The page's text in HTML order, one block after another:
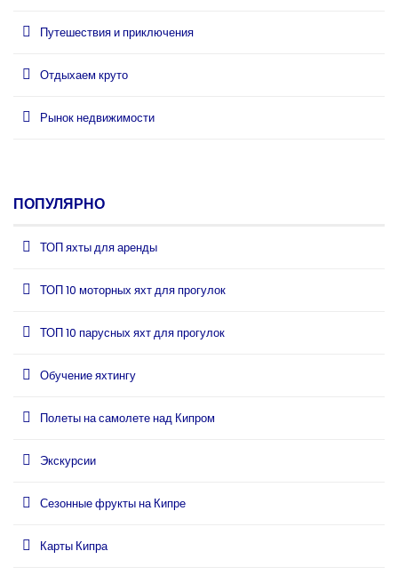
Путешествия и приключения
Отдыхаем круто
Рынок недвижимости
ПОПУЛЯРНО
ТОП яхты для аренды
ТОП 10 моторных яхт для прогулок
ТОП 10 парусных яхт для прогулок
Обучение яхтингу
Полеты на самолете над Кипром
Экскурсии
Сезонные фрукты на Кипре
Карты Кипра